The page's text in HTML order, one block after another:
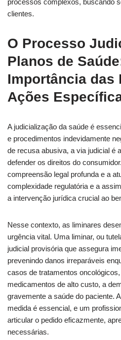
processos complexos, buscando
clientes.
O Processo
Planos de
Importância das
Ações
A judicialização da saúde é
e procedimentos indevidamente
de recusa abusiva, a via judicial é
defender os direitos do
compreensão legal profunda e a
complexidade regulatória e a
a intervenção jurídica crucial ao
Nesse contexto, as liminares
urgência vital. Uma liminar, ou
judicial provisória que assegura
prevenindo danos irreparáveis
casos de tratamentos
medicamentos de alto custo, a
gravemente a saúde do paciente.
medida é essencial, e um
articular o pedido eficazmente,
necessárias.